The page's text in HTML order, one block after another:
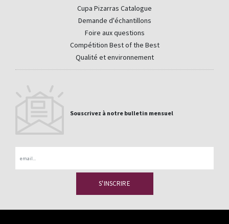
Cupa Pizarras Catalogue
Demande d'échantillons
Foire aux questions
Compétition Best of the Best
Qualité et environnement
Souscrivez à notre bulletin mensuel